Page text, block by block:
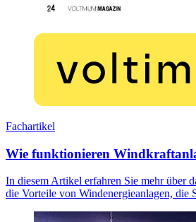
Fachartikel
Wie funktionieren
In diesem Artikel erfahren Sie mehr über
die Vorteile von Windenergieanlagen, die